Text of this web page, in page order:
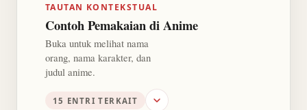
TAUTAN KONTEKSTUAL
Contoh Pemakaian di Anime
Buka untuk melihat nama
orang, nama karakter, dan
judul anime.
15 ENTRI TERKAIT